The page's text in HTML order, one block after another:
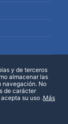
y de terceros
almacenar las
navegación. No
de carácter
su uso .Más